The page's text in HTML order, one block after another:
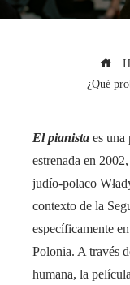
¿Qué
El pianista es
estrenada en
judío-polaco
contexto de la
específicamente
Polonia. A través
humana, la